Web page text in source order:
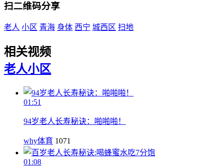
扫二维码分享
老人 小区 青海 身体 西宁 城西区 扫地
相关视频
老人小区
01:51
94岁老人长寿秘诀：啪啪啪！
why体育 1071
01:08